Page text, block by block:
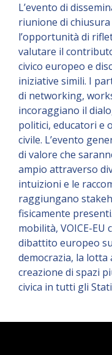
L’evento di
riunione di
l’opportunità di
valutare il
civico europeo e
iniziative simili. I
di networking,
incoraggiano il
politici, educatori e
civile. L’evento
di valore che
ampio attraverso
intuizioni e le
raggiungano
fisicamente
mobilità, VOICE-
dibattito europeo
democrazia, la lotta
creazione di spazi
civica in tutti gli